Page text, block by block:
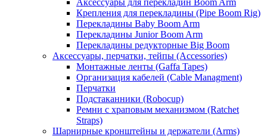
Аксессуары для перекладин Boom Arm
Крепления для перекладины (Pipe Boom Rig)
Перекладины Baby Boom Arm
Перекладины Junior Boom Arm
Перекладины редукторные Big Boom
Аксессуары, перчатки, тейпы (Accessories)
Монтажные ленты (Gaffa Tapes)
Организация кабелей (Cable Managment)
Перчатки
Подстаканники (Robocup)
Ремни с храповым механизмом (Ratchet
Straps)
Шарнирные кронштейны и держатели (Arms)